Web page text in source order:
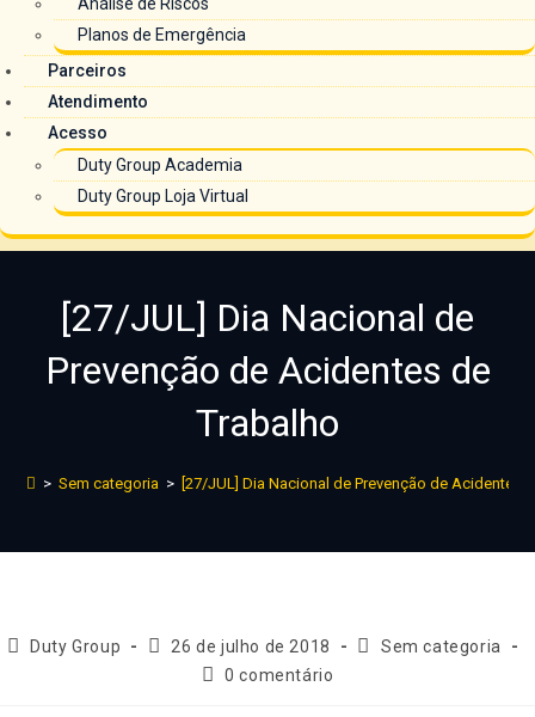
Planos de Emergência
Parceiros
Atendimento
Acesso
Duty Group Academia
Duty Group Loja Virtual
[27/JUL] Dia Nacional de
Prevenção de Acidentes de
Trabalho
> Sem categoria > [27/JUL] Dia Nacional de Prevenção de Acidentes
Duty Group 26 de julho de 2018
Sem categoria
0 comentário